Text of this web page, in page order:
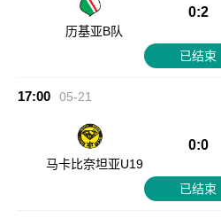
历基亚B队
0:2
已结束
17:00 05-21
马卡比奈坦亚U19
0:0
已结束